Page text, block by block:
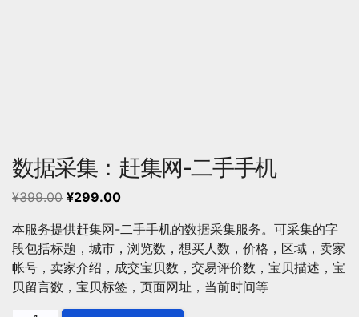
数据采集：赶集网-二手手机
¥399.00 原
为：
¥399.00。
¥299.00当
价
格
为：
¥299.00。
本服务提供赶集网-二手手机的数据采集服务。可采集的字
段包括标题，城市，浏览数，想买人数，价格，区域，卖家
帐号，卖家介绍，成交宝贝数，交易评价数，宝贝描述，宝
贝留言数，宝贝标签，页面网址，当前时间等